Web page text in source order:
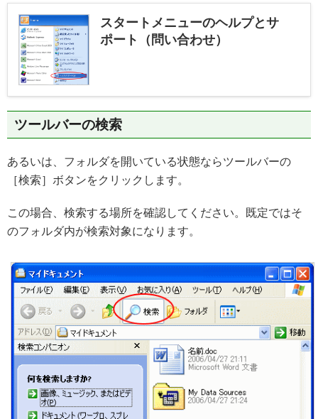
スタートメニューのヘルプとサ
ポート（問い合わせ）
ツールバーの検索
あるいは、フォルダを開いている状態ならツールバーの
［検索］ボタンをクリックします。
この場合、検索する場所を確認してください。既定ではそ
のフォルダ内が検索対象になります。